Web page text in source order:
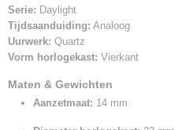
Serie: Daylight
Tijdsaanduiding: Analoog
Uurwerk: Quartz
Vorm horlogekast: Vierkant
Maten & Gewichten
Aanzetmaat: 14 mm